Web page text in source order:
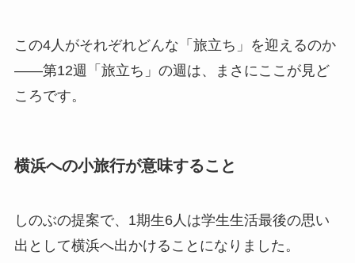
この4人がそれぞれどんな「旅立ち」を迎えるのか
——第12週「旅立ち」の週は、まさにここが見ど
ころです。
横浜への小旅行が意味すること
しのぶの提案で、1期生6人は学生生活最後の思い
出として横浜へ出かけることになりました。